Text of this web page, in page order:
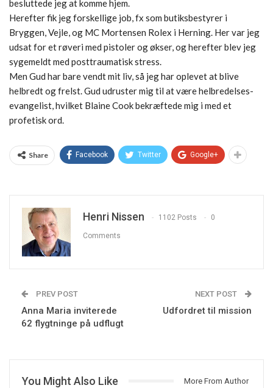
besluttede jeg at komme hjem.
Herefter fik jeg forskellige job, fx som butiksbestyrer i
Bryggen, Vejle, og MC Mortensen Rolex i Herning. Her var jeg
udsat for et røveri med pistoler og økser, og herefter blev jeg
sygemeldt med posttraumatisk stress.
Men Gud har bare vendt mit liv, så jeg har oplevet at blive
helbredt og frelst. Gud udruster mig til at være helbredelses-
evangelist, hvilket Blaine Cook bekræftede mig i med et
profetisk ord.
Share Facebook Twitter Google+
Henri Nissen 1102 Posts 0
Comments
PREV POST
Anna Maria inviterede
62 flygtninge på udflugt
NEXT POST
Udfordret til mission
You Might Also Like More From Author